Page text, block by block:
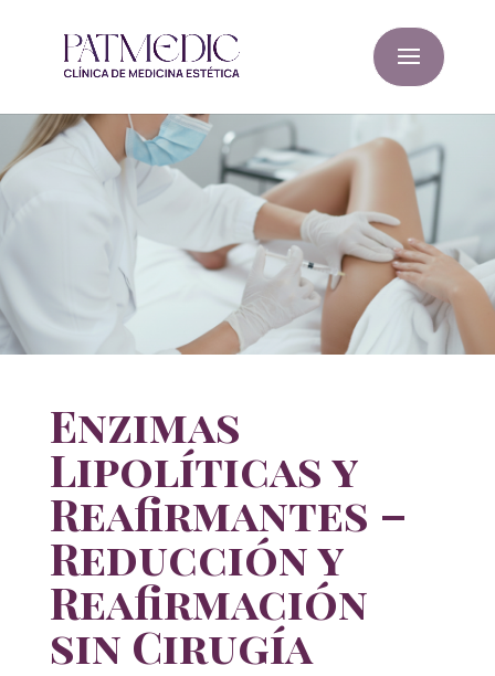
Enzimas
Lipolíticas y
Reafirmantes –
Reducción y
Reafirmación
sin Cirugía